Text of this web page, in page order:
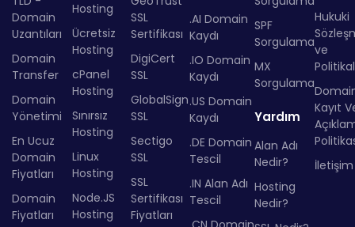
Domain
Uzantıları
Domain
Transfer
Domain
Yönetimi
En Ucuz
Domain
Fiyatları
Domain
Fiyatları
Hosting
Ücretsiz
Hosting
cPanel
Hosting
Sınırsız
Hosting
Linux
Hosting
Node.JS
Hosting
SSL
Sertifikası
DigiCert
SSL
GlobalSign
SSL
Sectigo
SSL
SSL
Sertifikası
Fiyatları
.AI Domain
Kaydı
.IO Domain
Kaydı
.US Domain
Kaydı
.DE Domain
Tescil
.IN Alan Adı
Tescil
SPF
Sorgulama
MX
Sorgulama
Yardım
Alan Adı
Nedir?
Hosting
Nedir?
Hukuki
ve
Kayıt
İletişim